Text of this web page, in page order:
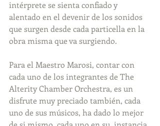
intérprete se sienta confiado y
alentado en el devenir de los sonidos
que surgen desde cada particella en la
obra misma que va surgiendo.
Para el Maestro Marosi, contar con
cada uno de los integrantes de The
Alterity Chamber Orchestra, es un
disfrute muy preciado también, cada
uno de sus músicos, ha dado lo mejor